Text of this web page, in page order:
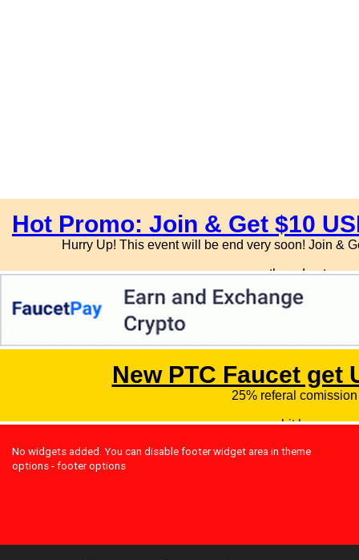
No widgets added. You can disable footer widget area in theme
options - footer options